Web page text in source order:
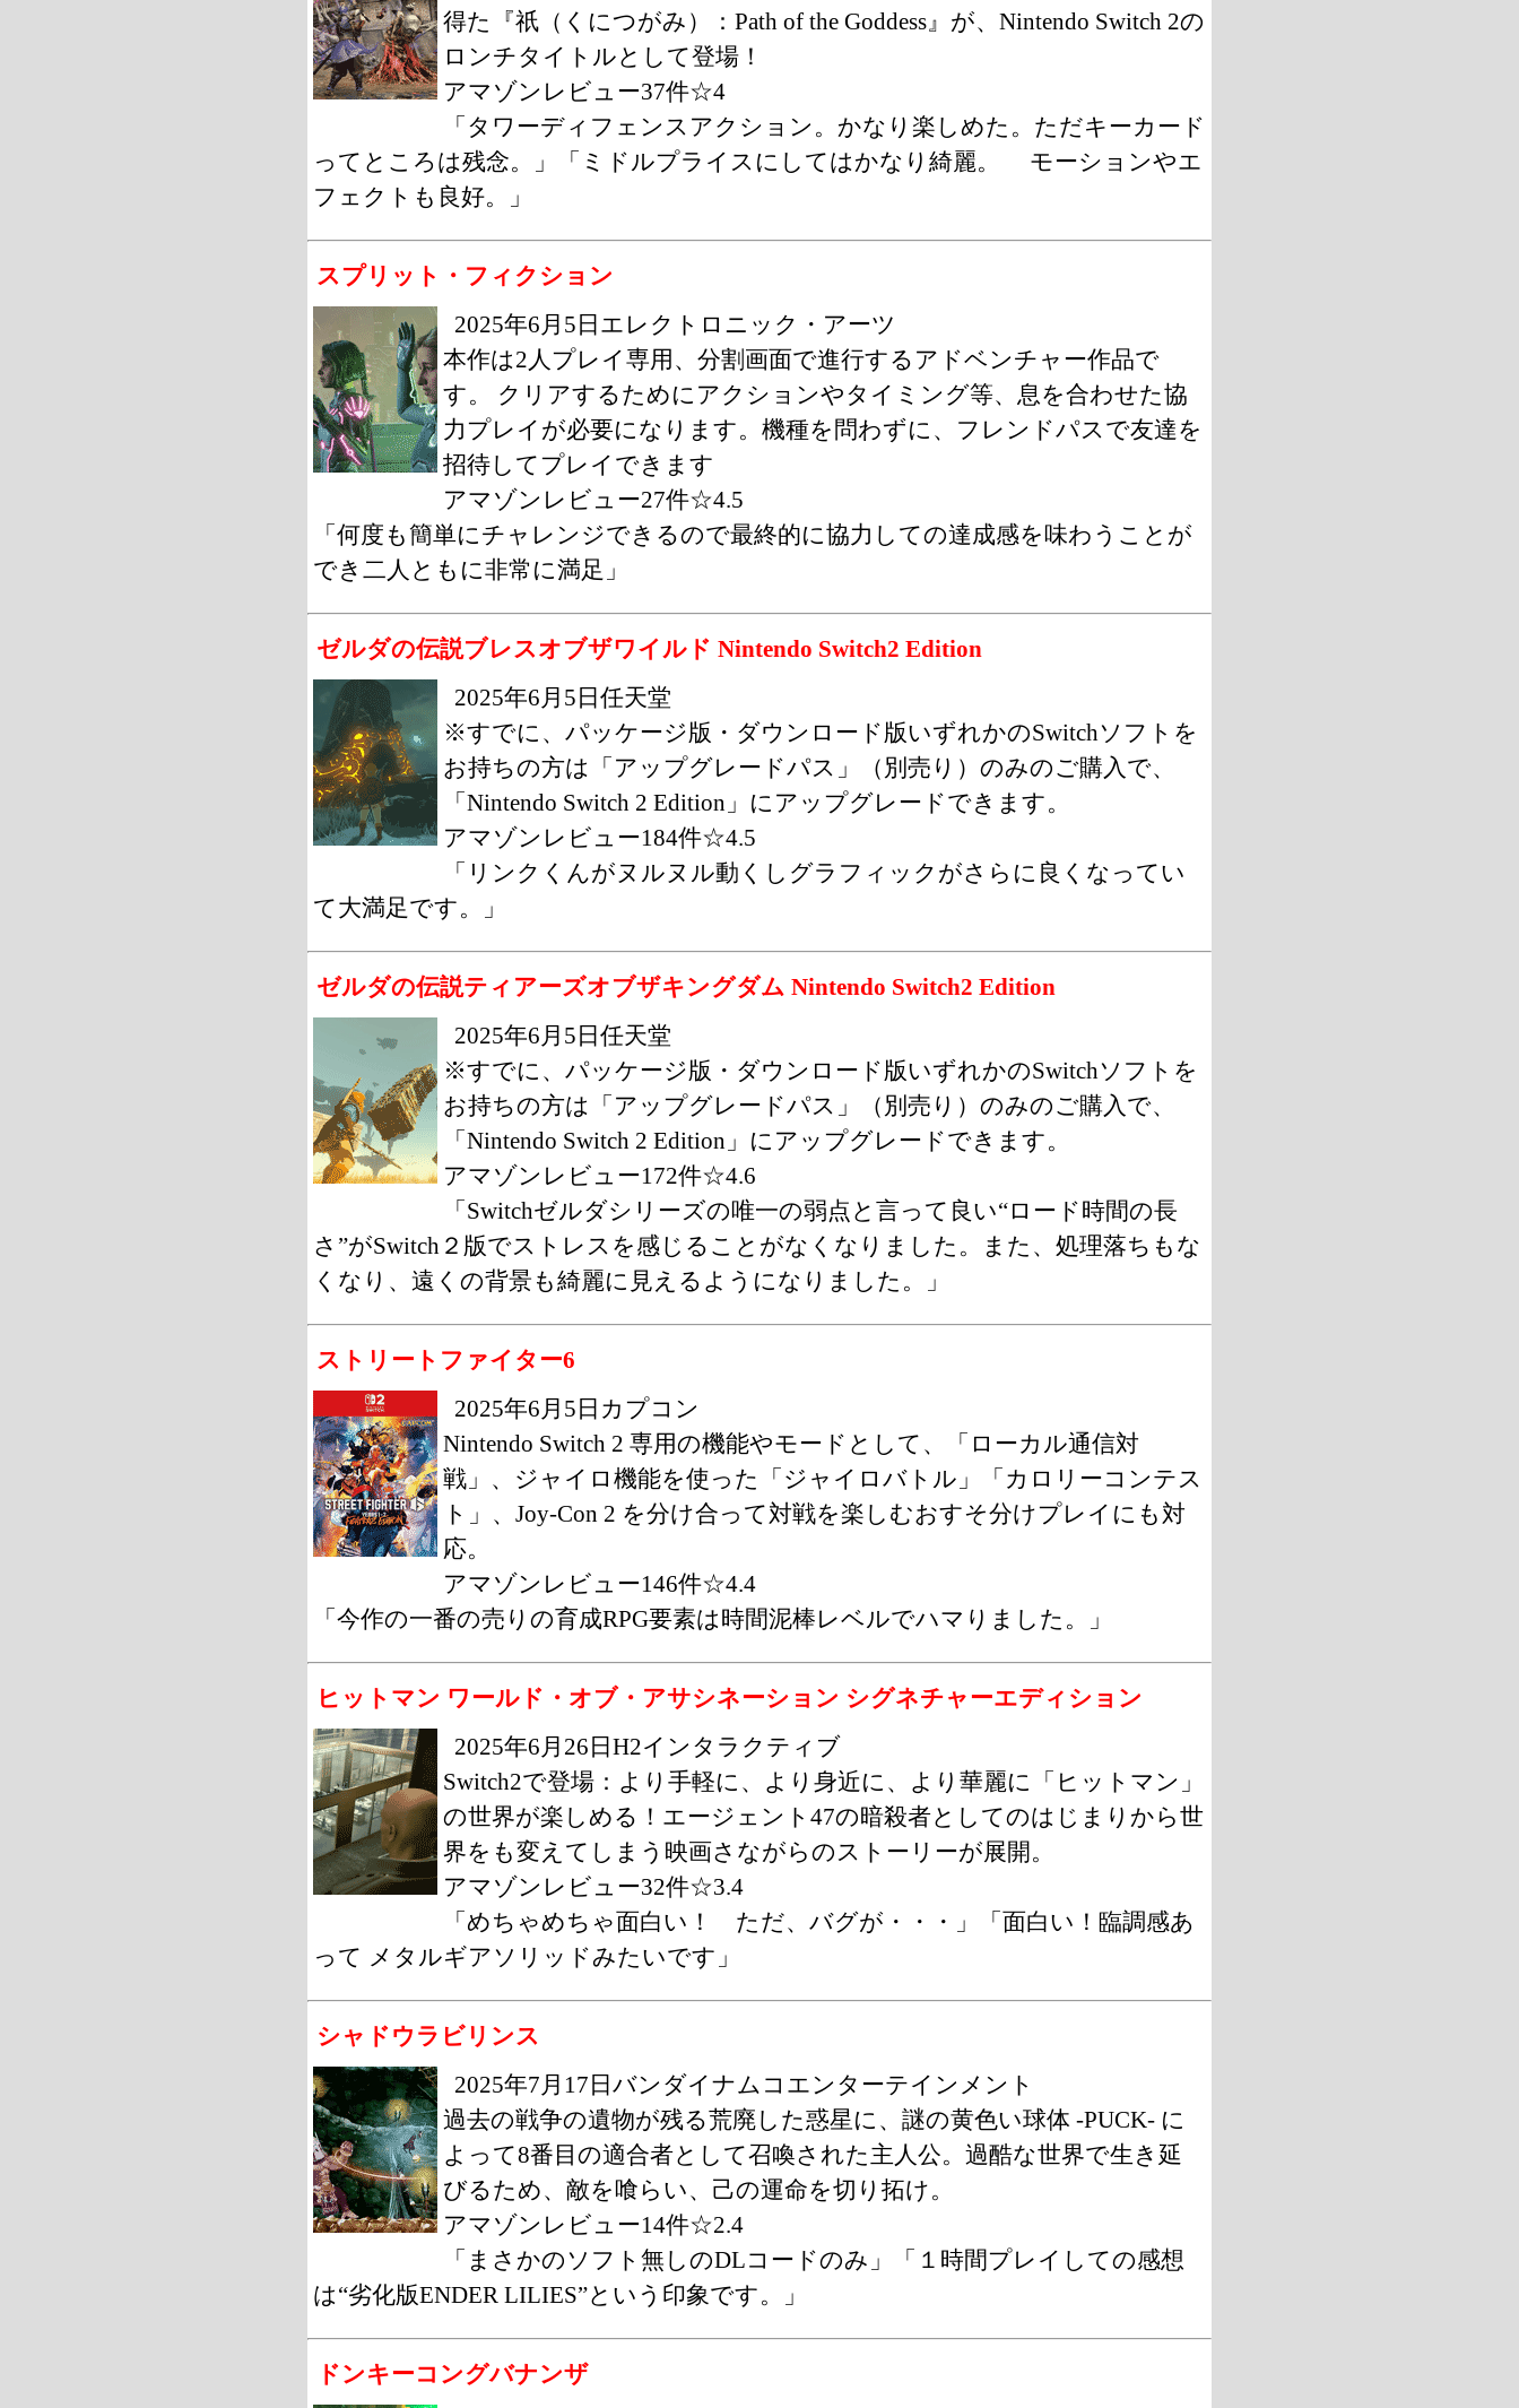
得た『祇（くにつがみ）：Path of the Goddess』が、Nintendo Switch 2の
ロンチタイトルとして登場！
アマゾンレビュー37件☆4
「タワーディフェンスアクション。かなり楽しめた。ただキーカード
ってところは残念。」「ミドルプライスにしてはかなり綺麗。 モーションやエ
フェクトも良好。」
スプリット・フィクション
2025年6月5日エレクトロニック・アーツ
本作は2人プレイ専用、分割画面で進行するアドベンチャー作品で
す。 クリアするためにアクションやタイミング等、息を合わせた協
力プレイが必要になります。機種を問わずに、フレンドパスで友達を
招待してプレイできます
アマゾンレビュー27件☆4.5
「何度も簡単にチャレンジできるので最終的に協力しての達成感を味わうことが
でき二人ともに非常に満足」
ゼルダの伝説ブレスオブザワイルド Nintendo Switch2 Edition
2025年6月5日任天堂
※すでに、パッケージ版・ダウンロード版いずれかのSwitchソフトを
お持ちの方は「アップグレードパス」（別売り）のみのご購入で、
「Nintendo Switch 2 Edition」にアップグレードできます。
アマゾンレビュー184件☆4.5
「リンクくんがヌルヌル動くしグラフィックがさらに良くなってい
て大満足です。」
ゼルダの伝説ティアーズオブザキングダム Nintendo Switch2 Edition
2025年6月5日任天堂
※すでに、パッケージ版・ダウンロード版いずれかのSwitchソフトを
お持ちの方は「アップグレードパス」（別売り）のみのご購入で、
「Nintendo Switch 2 Edition」にアップグレードできます。
アマゾンレビュー172件☆4.6
「Switchゼルダシリーズの唯一の弱点と言って良い“ロード時間の長
さ”がSwitch２版でストレスを感じることがなくなりました。また、処理落ちもな
くなり、遠くの背景も綺麗に見えるようになりました。」
ストリートファイター6
2025年6月5日カプコン
Nintendo Switch 2 専用の機能やモードとして、「ローカル通信対
戦」、ジャイロ機能を使った「ジャイロバトル」「カロリーコンテス
ト」、Joy-Con 2 を分け合って対戦を楽しむおすそ分けプレイにも対
応。
アマゾンレビュー146件☆4.4
「今作の一番の売りの育成RPG要素は時間泥棒レベルでハマりました。」
ヒットマン ワールド・オブ・アサシネーション シグネチャーエディション
2025年6月26日H2インタラクティブ
Switch2で登場：より手軽に、より身近に、より華麗に「ヒットマン」
の世界が楽しめる！エージェント47の暗殺者としてのはじまりから世
界をも変えてしまう映画さながらのストーリーが展開。
アマゾンレビュー32件☆3.4
「めちゃめちゃ面白い！ ただ、バグが・・・」「面白い！臨調感あ
って メタルギアソリッドみたいです」
シャドウラビリンス
2025年7月17日バンダイナムコエンターテインメント
過去の戦争の遺物が残る荒廃した惑星に、謎の黄色い球体 -PUCK- に
よって8番目の適合者として召喚された主人公。過酷な世界で生き延
びるため、敵を喰らい、己の運命を切り拓け。
アマゾンレビュー14件☆2.4
「まさかのソフト無しのDLコードのみ」「１時間プレイしての感想
は“劣化版ENDER LILIES”という印象です。」
ドンキーコングバナンザ